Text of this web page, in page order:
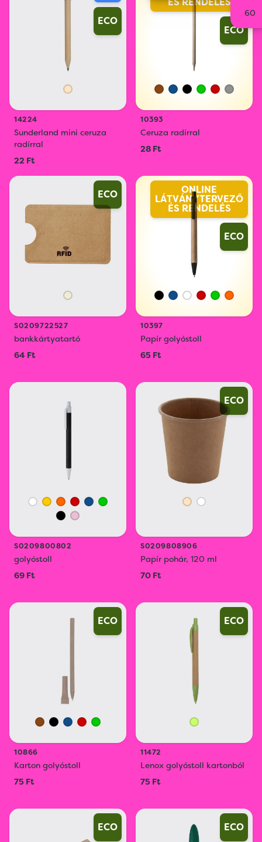
60
ECO
14224
Sunderland mini ceruza
radírral
22 Ft
ECO
10393
Ceruza radírral
28 Ft
ECO
S0209722527
bankkártyatartó
64 Ft
ONLINE
LÁTVÁNYTERVEZŐ
ÉS RENDELÉS
ECO
10397
Papír golyóstoll
65 Ft
S0209800802
golyóstoll
69 Ft
ECO
S0209808906
Papír pohár, 120 ml
70 Ft
ECO
10866
Karton golyóstoll
75 Ft
ECO
11472
Lenox golyóstoll kartonból
75 Ft
ECO ECO